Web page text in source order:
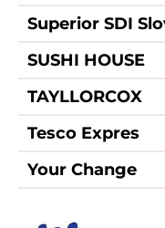
Superior SDI
SUSHI HOUSE
TAYLLORCOX
Tesco Expres
Your Change